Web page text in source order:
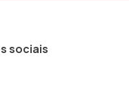
sociais
ao